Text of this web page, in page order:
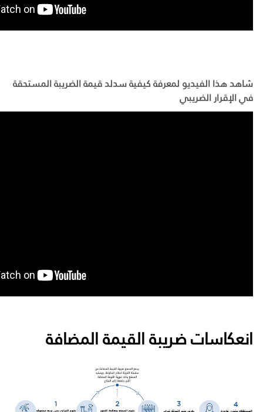
شاهد هذا الفيديو لمعرفة كيفية سدلد قيمة الضريبة المستحقة
في الإقرار الضريبي
انعكاسات ضريبة القيمة المضافة